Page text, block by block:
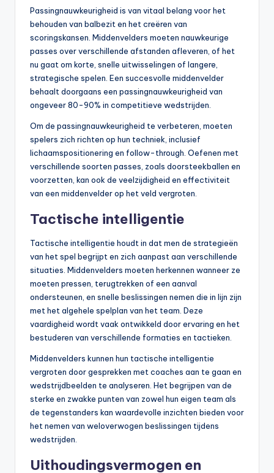
Passingnauwkeurigheid is van vitaal belang voor het
behouden van balbezit en het creëren van
scoringskansen. Middenvelders moeten nauwkeurige
passes over verschillende afstanden afleveren, of het
nu gaat om korte, snelle uitwisselingen of langere,
strategische spelen. Een succesvolle middenvelder
behaalt doorgaans een passingnauwkeurigheid van
ongeveer 80-90% in competitieve wedstrijden.
Om de passingnauwkeurigheid te verbeteren, moeten
spelers zich richten op hun techniek, inclusief
lichaamspositionering en follow-through. Oefenen met
verschillende soorten passes, zoals doorsteekballen en
voorzetten, kan ook de veelzijdigheid en effectiviteit
van een middenvelder op het veld vergroten.
Tactische intelligentie
Tactische intelligentie houdt in dat men de strategieën
van het spel begrijpt en zich aanpast aan verschillende
situaties. Middenvelders moeten herkennen wanneer ze
moeten pressen, terugtrekken of een aanval
ondersteunen, en snelle beslissingen nemen die in lijn zijn
met het algehele spelplan van het team. Deze
vaardigheid wordt vaak ontwikkeld door ervaring en het
bestuderen van verschillende formaties en tactieken.
Middenvelders kunnen hun tactische intelligentie
vergroten door gesprekken met coaches aan te gaan en
wedstrijdbeelden te analyseren. Het begrijpen van de
sterke en zwakke punten van zowel hun eigen team als
de tegenstanders kan waardevolle inzichten bieden voor
het nemen van weloverwogen beslissingen tijdens
wedstrijden.
Uithoudingsvermogen en